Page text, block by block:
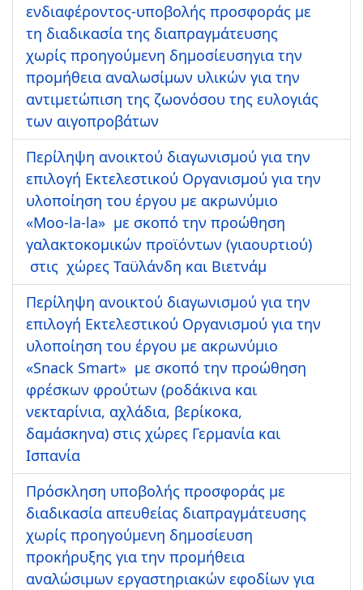
ενδιαφέροντος-υποβολής προσφοράς με
τη διαδικασία της διαπραγμάτευσης
χωρίς προηγούμενη δημοσίευσηγια την
προμήθεια αναλωσίμων υλικών για την
αντιμετώπιση της ζωονόσου της ευλογιάς
των αιγοπροβάτων
Περίληψη ανοικτού διαγωνισμού για την
επιλογή Εκτελεστικού Οργανισμού για την
υλοποίηση του έργου με ακρωνύμιο
«Μoo-la-la» με σκοπό την προώθηση
γαλακτοκομικών προϊόντων (γιαουρτιού)
στις χώρες Ταϋλάνδη και Βιετνάμ
Περίληψη ανοικτού διαγωνισμού για την
επιλογή Εκτελεστικού Οργανισμού για την
υλοποίηση του έργου με ακρωνύμιο
«Snack Smart» με σκοπό την προώθηση
φρέσκων φρούτων (ροδάκινα και
νεκταρίνια, αχλάδια, βερίκοκα,
δαμάσκηνα) στις χώρες Γερμανία και
Ισπανία
Πρόσκληση υποβολής προσφοράς με
διαδικασία απευθείας διαπραγμάτευσης
χωρίς προηγούμενη δημοσίευση
προκήρυξης για την προμήθεια
αναλώσιμων εργαστηριακών εφοδίων για